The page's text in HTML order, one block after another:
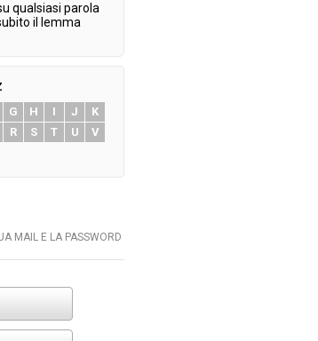
qualsiasi parola
il lemma
G H I J
K
R S T U
V
MAIL E LA PASSWORD